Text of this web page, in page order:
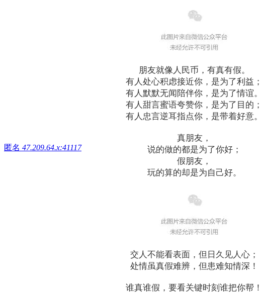
匿名 47.209.64.x:41117
朋友就像人民币，有真有假。
有人处心积虑接近你，是为了利益；
有人默默无闻陪伴你，是为了情谊。
有人甜言蜜语夸赞你，是为了目的；
有人忠言逆耳指点你，是带着好意。
真朋友，
说的做的都是为了你好；
假朋友，
玩的算的却是为自己好。
交人不能看表面，但日久见人心；
处情虽真假难辨，但患难知情深！
谁真谁假，要看关键时刻谁把你帮！